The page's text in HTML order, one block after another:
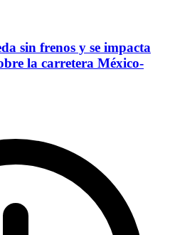
sin frenos y se impacta
la carretera México-